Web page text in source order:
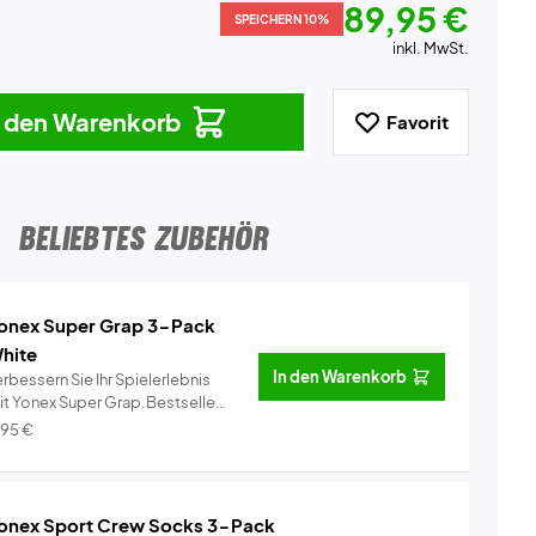
SPEICHERN 10% 89,95 €
inkl. MwSt.
den Warenkorb Favorit
BELIEBTES ZUBEHÖR
Super Grap 3-Pack
Sie Ihr Spielerlebnis
Yonex Super Grap.Bestseller
Info
€
In den Warenkorb
Sport Crew Socks 3-Pack